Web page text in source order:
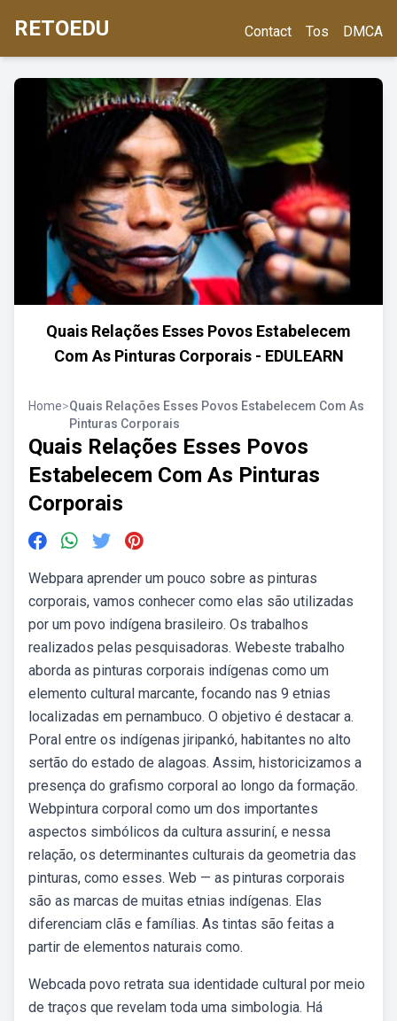
RETOEDU Contact Tos DMCA
Quais Relações Esses Povos Estabelecem
Com As Pinturas Corporais - EDULEARN
Home>Quais Relações Esses Povos Estabelecem Com As
Pinturas Corporais
Quais Relações Esses Povos
Estabelecem Com As Pinturas
Corporais
Webpara aprender um pouco sobre as pinturas
corporais, vamos conhecer como elas são utilizadas
por um povo indígena brasileiro. Os trabalhos
realizados pelas pesquisadoras. Webeste trabalho
aborda as pinturas corporais indígenas como um
elemento cultural marcante, focando nas 9 etnias
localizadas em pernambuco. O objetivo é destacar a.
Poral entre os indígenas jiripankó, habitantes no alto
sertão do estado de alagoas. Assim, historicizamos a
presença do grafismo corporal ao longo da formação.
Webpintura corporal como um dos importantes
aspectos simbólicos da cultura assuriní, e nessa
relação, os determinantes culturais da geometria das
pinturas, como esses. Web — as pinturas corporais
são as marcas de muitas etnias indígenas. Elas
diferenciam clãs e famílias. As tintas são feitas a
partir de elementos naturais como.
Webcada povo retrata sua identidade cultural por meio
de traços que revelam toda uma simbologia. Há